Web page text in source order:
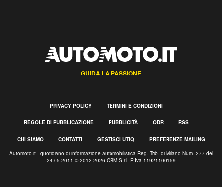
GUIDA LA PASSIONE
PRIVACY POLICY TERMINI E CONDIZIONI
REGOLE DI PUBBLICAZIONE PUBBLICITÀ ODR RSS
CHI SIAMO CONTATTI GESTISCI UTIQ PREFERENZE MAILING
Automoto.it - quotidiano di informazione automobilistica Reg. Trib. di Milano Num. 277 del
24.05.2011 © 2012-2026 CRM S.r.l. P.Iva 11921100159